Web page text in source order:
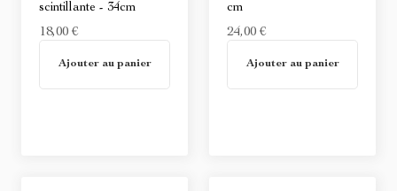
scintillante - 34cm
18,00 €
Non disponible
Ajouter au panier
cm
24,00 €
Non disponible
Ajouter au panier